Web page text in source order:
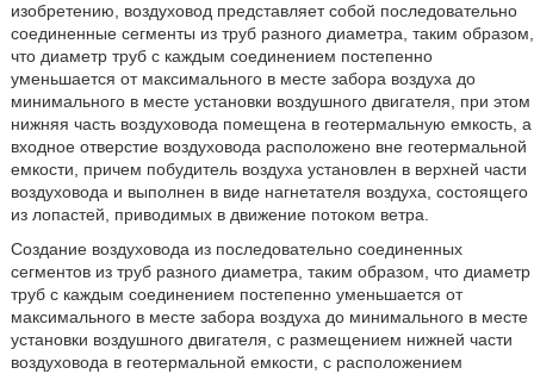
изобретению, воздуховод представляет собой последовательно
соединенные сегменты из труб разного диаметра, таким образом,
что диаметр труб с каждым соединением постепенно
уменьшается от максимального в месте забора воздуха до
минимального в месте установки воздушного двигателя, при этом
нижняя часть воздуховода помещена в геотермальную емкость, а
входное отверстие воздуховода расположено вне геотермальной
емкости, причем побудитель воздуха установлен в верхней части
воздуховода и выполнен в виде нагнетателя воздуха, состоящего
из лопастей, приводимых в движение потоком ветра.
Создание воздуховода из последовательно соединенных
сегментов из труб разного диаметра, таким образом, что диаметр
труб с каждым соединением постепенно уменьшается от
максимального в месте забора воздуха до минимального в месте
установки воздушного двигателя, с размещением нижней части
воздуховода в геотермальной емкости, с расположением